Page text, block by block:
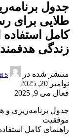
جدول
طلایی برای
کامل
زندگی هدفمند
منتشر شده در
a s
نوامبر 20, 2025
فعال می 9, 2025
جدول برنامه‌ریزی و
موفقیت
راهنمای کامل